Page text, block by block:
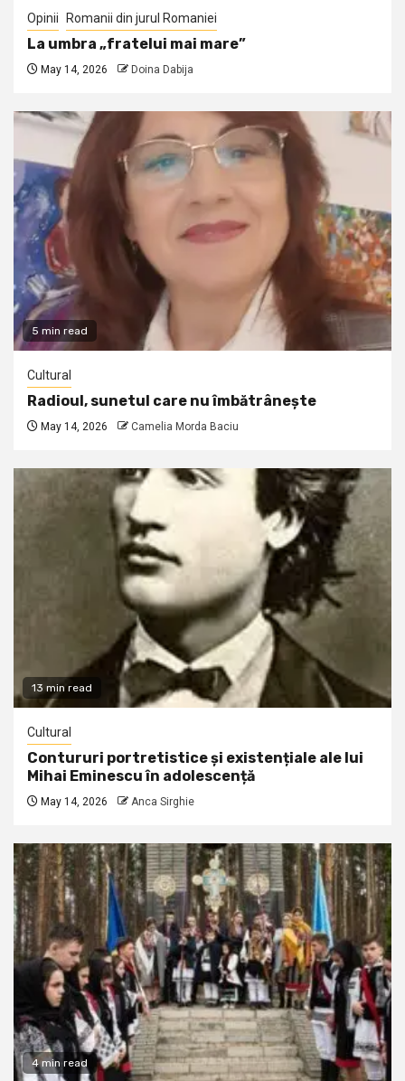
Opinii Romanii din jurul Romaniei
La umbra „fratelui mai mare”
May 14, 2026 Doina Dabija
5 min read
Cultural
Radioul, sunetul care nu îmbătrânește
May 14, 2026 Camelia Morda Baciu
13 min read
Cultural
Contururi portretistice și existențiale ale lui
Mihai Eminescu în adolescență
May 14, 2026 Anca Sirghie
4 min read